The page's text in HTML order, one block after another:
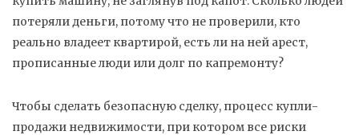
потеряли деньги, потому что не проверили, кто
реально владеет квартирой, есть ли на ней арест,
прописанные люди или долг по капремонту?
Чтобы сделать безопасную сделку, процесс купли-
продажи недвижимости, при котором все риски